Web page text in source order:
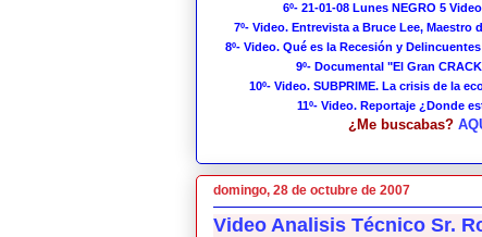
6º- 21-01-08 Lunes NEGRO 5
7º- Video. Entrevista a Bruce Lee, Maestro
8º- Video. Qué es la Recesión y
9º- Documental "El Gran
10º- Video. SUBPRIME. La crisis de la
11º- Video. Reportaje ¿Donde
¿Me buscabas?
domingo, 28 de octubre de 2007
Video Analisis Técnico Sr.